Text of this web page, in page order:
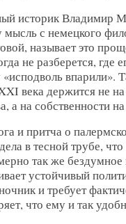
историк Владимир
мысль с немецкого
называет это
не разберется, где
впарили».
века держится не
а на собственности
и притча о
в тесной трубе,
так же бездумное
устойчивый
и требует
что ему и так